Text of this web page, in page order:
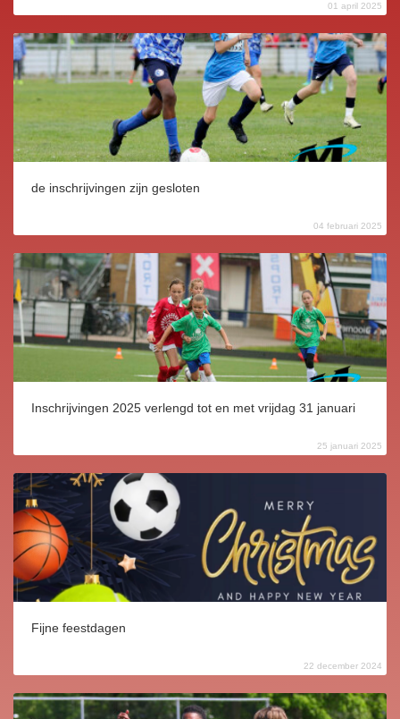
01 april 2025
de inschrijvingen zijn gesloten
04 februari 2025
Inschrijvingen 2025 verlengd tot en met vrijdag 31 januari
25 januari 2025
Fijne feestdagen
22 december 2024